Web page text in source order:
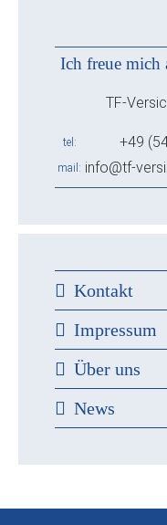
Ich freue mich
TF-
tel +49
mail info@tf-
Kontakt
Impressum
Über uns
News